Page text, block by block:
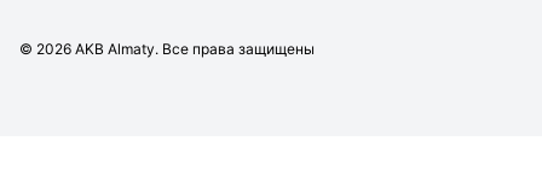
© 2026 AKB Almaty. Все права защищены